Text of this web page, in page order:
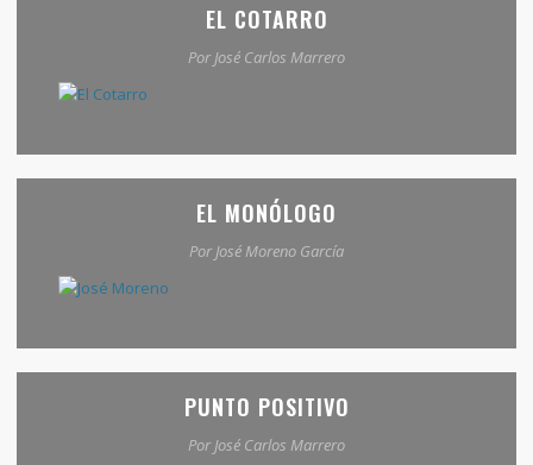
EL COTARRO
Por José Carlos Marrero
EL MONÓLOGO
Por José Moreno García
PUNTO POSITIVO
Por José Carlos Marrero